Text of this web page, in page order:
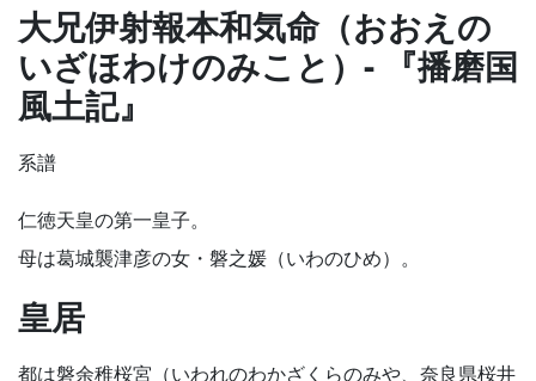
大兄伊射報本和気命（おおえの
いざほわけのみこと）- 『播磨国
風土記』
系譜
仁徳天皇の第一皇子。
母は葛城襲津彦の女・磐之媛（いわのひめ）。
皇居
都は磐余稚桜宮（いわれのわかざくらのみや、奈良県桜井